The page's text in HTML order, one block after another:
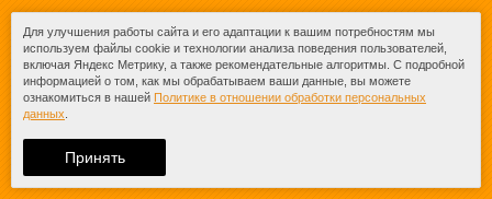
E-mail:
mail@posuda40.ru
При любом копировании информации
ссылка на
Для улучшения работы сайта и его адаптации к вашим потребностям мы
используем файлы cookie и технологии анализа поведения пользователей,
включая Яндекс Метрику, а также рекомендательные алгоритмы. С подробной
информацией о том, как мы обрабатываем ваши данные, вы можете
ознакомиться в нашей Политике в отношении обработки персональных
данных
Принять